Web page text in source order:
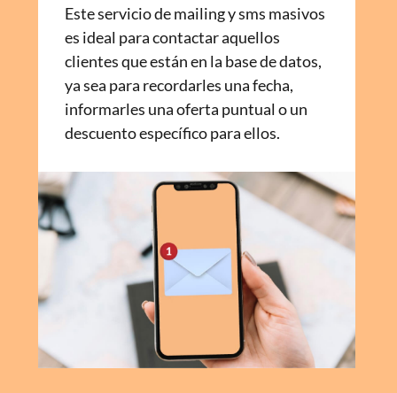
Este servicio de mailing y sms masivos
es ideal para contactar aquellos
clientes que están en la base de datos,
ya sea para recordarles una fecha,
informarles una oferta puntual o un
descuento específico para ellos.